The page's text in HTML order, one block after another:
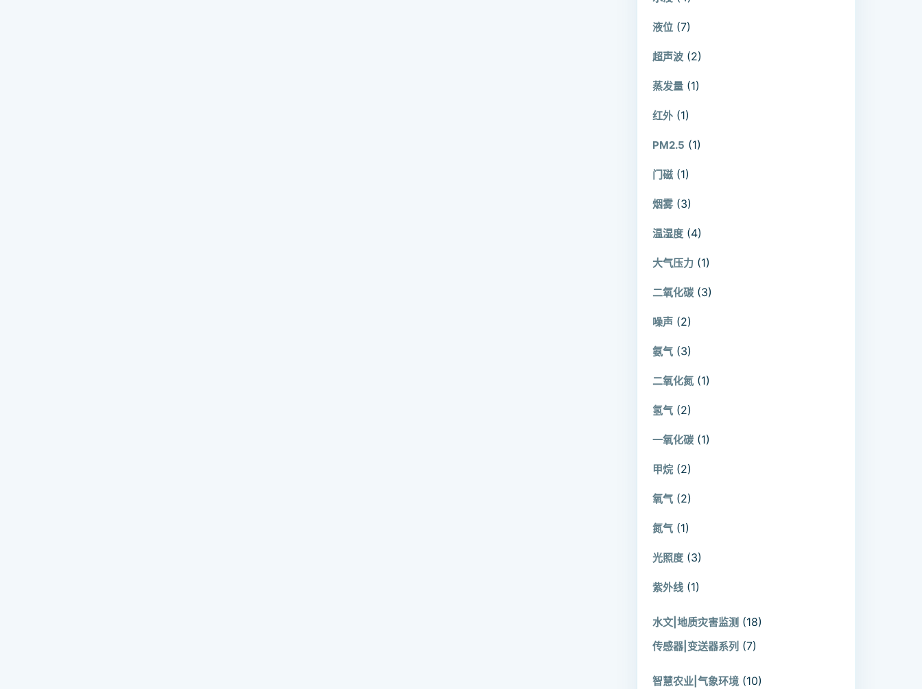
液位 (7)
超声波 (2)
蒸发量 (1)
红外 (1)
PM2.5 (1)
门磁 (1)
烟雾 (3)
温湿度 (4)
大气压力 (1)
二氧化碳 (3)
噪声 (2)
氨气 (3)
二氧化氮 (1)
氢气 (2)
一氧化碳 (1)
甲烷 (2)
氧气 (2)
氮气 (1)
光照度 (3)
紫外线 (1)
水文|地质灾害监测 (18)
传感器|变送器系列 (7)
智慧农业|气象环境 (10)